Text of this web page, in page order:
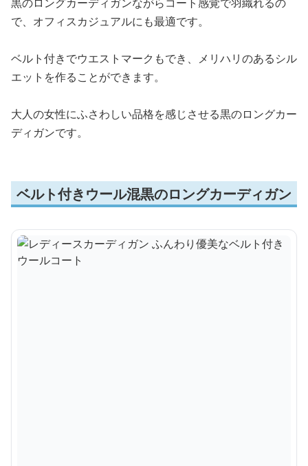
で、オフィスカジュアルにも最適です。
ベルト付きでウエストマークもでき、メリハリのあるシル
エットを作ることができます。
大人の女性にふさわしい品格を感じさせる黒のロングカー
ディガンです。
ベルト付きウール混黒のロングカーディガン